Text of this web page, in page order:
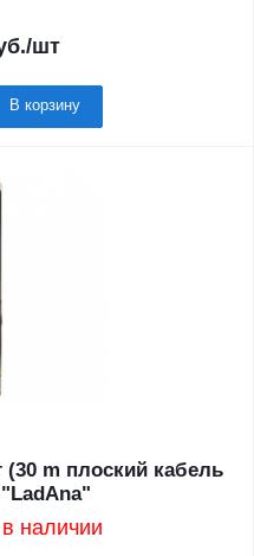
/шт
В корзину
(30 m плоский кабель
наличии